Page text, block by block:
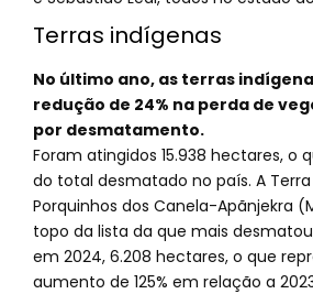
Terras indígenas
No último ano, as terras
redução de 24% na perda de
por desmatamento.
Foram atingidos 15.938 hectares, o
do total desmatado no país. A
Porquinhos dos Canela-Apãnjekra
topo da lista da que mais
em 2024, 6.208 hectares, o que
aumento de 125% em relação a